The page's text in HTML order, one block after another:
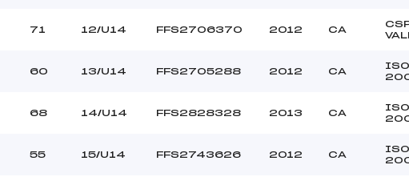
71 12/U14 FFS2706370 2012 CA
60 13/U14 FFS2705288 2012 CA
68 14/U14 FFS2828328 2013 CA
55 15/U14 FFS2743626 2012 CA